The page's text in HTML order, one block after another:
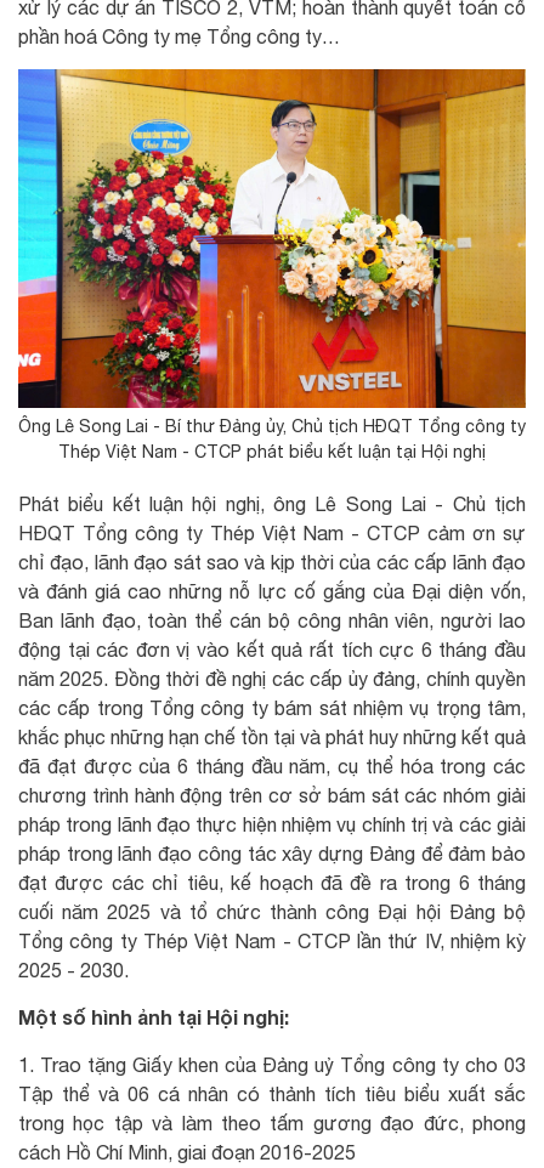
xử lý các dự án TISCO 2, VTM; hoàn thành quyết toán cổ
phần hoá Công ty mẹ Tổng công ty…
Ông Lê Song Lai - Bí thư Đảng ủy, Chủ tịch HĐQT Tổng công ty
Thép Việt Nam - CTCP phát biểu kết luận tại Hội nghị
Phát biểu kết luận hội nghị, ông Lê Song Lai - Chủ tịch
HĐQT Tổng công ty Thép Việt Nam - CTCP cảm ơn sự
chỉ đạo, lãnh đạo sát sao và kịp thời của các cấp lãnh đạo
và đánh giá cao những nỗ lực cố gắng của Đại diện vốn,
Ban lãnh đạo, toàn thể cán bộ công nhân viên, người lao
động tại các đơn vị vào kết quả rất tích cực 6 tháng đầu
năm 2025. Đồng thời đề nghị các cấp ủy đảng, chính quyền
các cấp trong Tổng công ty bám sát nhiệm vụ trọng tâm,
khắc phục những hạn chế tồn tại và phát huy những kết quả
đã đạt được của 6 tháng đầu năm, cụ thể hóa trong các
chương trình hành động trên cơ sở bám sát các nhóm giải
pháp trong lãnh đạo thực hiện nhiệm vụ chính trị và các giải
pháp trong lãnh đạo công tác xây dựng Đảng để đảm bảo
đạt được các chỉ tiêu, kế hoạch đã đề ra trong 6 tháng
cuối năm 2025 và tổ chức thành công Đại hội Đảng bộ
Tổng công ty Thép Việt Nam - CTCP lần thứ IV, nhiệm kỳ
2025 - 2030.
Một số hình ảnh tại Hội nghị:
1. Trao tặng Giấy khen của Đảng uỷ Tổng công ty cho 03
Tập thể và 06 cá nhân có thảnh tích tiêu biểu xuất sắc
trong học tập và làm theo tấm gương đạo đức, phong
cách Hồ Chí Minh, giai đoạn 2016-2025